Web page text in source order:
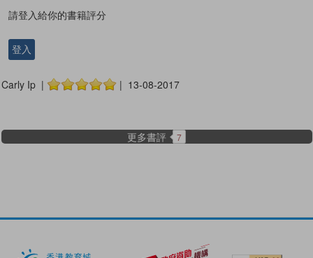
請登入給你的書籍評分
登入
Carly Ip | | 13-08-2017
更多書評 7